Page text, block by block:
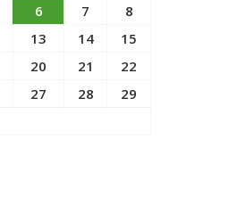
6 7
8
13 14
15
20 21
22
27 28
29